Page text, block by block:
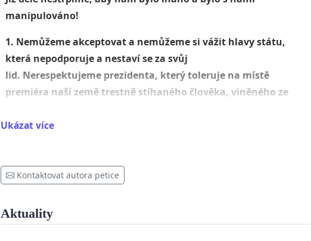
manipulováno!
1. Nemůžeme akceptovat a nemůžeme si vážit hlavy státu,
která nepodporuje a nestaví se za svůj
lid. Nerespektujeme prezidenta, který toleruje na místě
premiéra naší země trestně stíhaného člověka, viněného ze
https://www.novinky.cz/domaci/clanek/odvolat-zemana-
https://zpravy.aktualne.cz/domaci/politika/dohledano-do-
Ukázat více
Kontaktovat autora petice
Aktuality